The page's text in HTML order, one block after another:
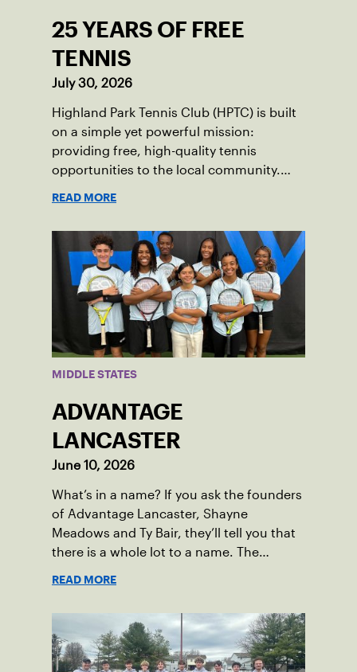
25 YEARS OF FREE
TENNIS
July 30, 2026
Highland Park Tennis Club (HPTC) is built
on a simple yet powerful mission:
providing free, high-quality tennis
opportunities to the local community.
impact across the Pittsburgh region
where people of all ages, backgrounds
and abilities come together through
tennis.
READ MORE
MIDDLE STATES
ADVANTAGE
LANCASTER
June 10, 2026
What’s in a name? If you ask the founders
of Advantage Lancaster, Shayne
Meadows and Ty Bair, they’ll tell you that
there is a whole lot to a name. The
READ MORE